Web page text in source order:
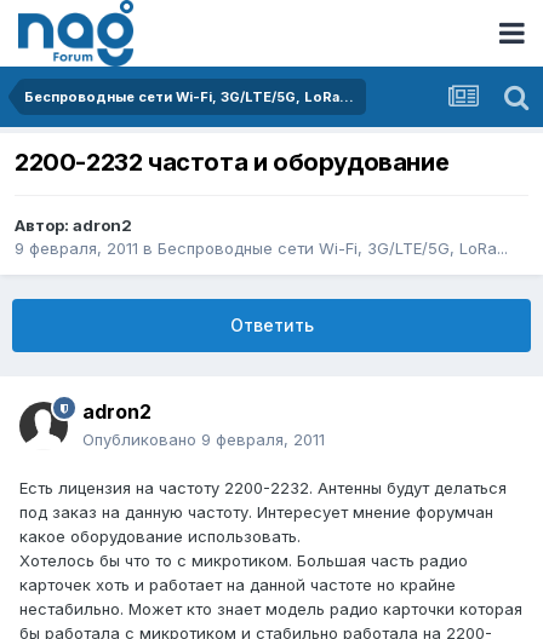
Беспроводные сети Wi-Fi, 3G/LTE/5G, LoRa...
2200-2232 частота и оборудование
Автор: adron2
9 февраля, 2011 в Беспроводные сети Wi-Fi, 3G/LTE/5G, LoRa...
Ответить
adron2
Опубликовано 9 февраля, 2011
Есть лицензия на частоту 2200-2232. Антенны будут делаться
под заказ на данную частоту. Интересует мнение форумчан
какое оборудование использовать.
Хотелось бы что то с микротиком. Большая часть радио
карточек хоть и работает на данной частоте но крайне
нестабильно. Может кто знает модель радио карточки которая
бы работала с микротиком и стабильно работала на 2200-